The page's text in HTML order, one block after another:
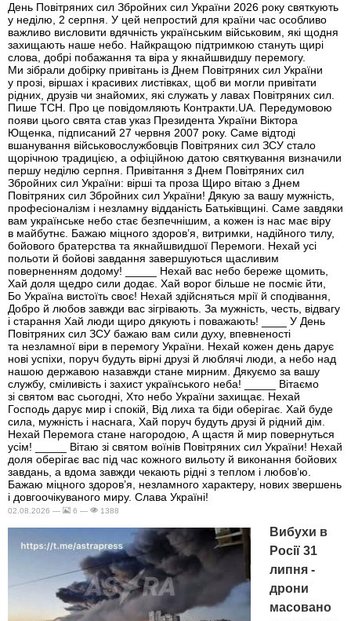
День Повітряних сил Збройних сил України 2026 року святкують
у неділю, 2 серпня. У цей непростий для країни час особливо
важливо висловити вдячність українським військовим, які щодня
захищають наше небо. Найкращою підтримкою стануть щирі
слова, добрі побажання та віра у якнайшвидшу перемогу.
Ми зібрали добірку привітань із Днем Повітряних сил України
у прозі, віршах і красивих листівках, щоб ви могли привітати
рідних, друзів чи знайомих, які служать у лавах Повітряних сил.
Пише ТСН. Про це повідомляють Контракти.UA. Передумовою
появи цього свята став указ Президента України Віктора
Ющенка, підписаний 27 червня 2007 року. Саме відтоді
вшанування військовослужбовців Повітряних сил ЗСУ стало
щорічною традицією, а офіційною датою святкування визначили
першу неділю серпня. Привітання з Днем Повітряних сил
Збройних сил України: вірші та проза Щиро вітаю з Днем
Повітряних сил Збройних сил України! Дякую за вашу мужність,
професіоналізм і незламну відданість Батьківщині. Саме завдяки
вам українське небо стає безпечнішим, а кожен із нас має віру
в майбутнє. Бажаю міцного здоров’я, витримки, надійного тилу,
бойового братерства та якнайшвидшої Перемоги. Нехай усі
польоти й бойові завдання завершуються щасливим
поверненням додому! _____ Нехай вас небо береже щомить,
Хай доля щедро сили додає. Хай ворог більше не посміє йти,
Бо Україна вистоїть своє! Нехай здійсняться мрії й сподівання,
Добро й любов завжди вас зігрівають. За мужність, честь, відвагу
і старання Хай люди щиро дякують і поважають! ____ У День
Повітряних сил ЗСУ бажаю вам сили духу, впевненості
та незламної віри в перемогу України. Нехай кожен день дарує
нові успіхи, поруч будуть вірні друзі й люблячі люди, а небо над
нашою державою назавжди стане мирним. Дякуємо за вашу
службу, сміливість і захист українського неба! _____ Вітаємо
зі святом вас сьогодні, Хто небо України захищає. Нехай
Господь дарує мир і спокій, Від лиха та біди оберігає. Хай буде
сила, мужність і наснага, Хай поруч будуть друзі й рідний дім.
Нехай Перемога стане нагородою, А щастя й мир повернуться
усім! _____ Вітаю зі святом воїнів Повітряних сил України! Нехай
доля оберігає вас під час кожного вильоту й виконання бойових
завдань, а вдома завжди чекають рідні з теплом і любов’ю.
Бажаю міцного здоров’я, незламного характеру, нових звершень
і довгоочікуваного миру. Слава Україні!
02.08.2026 — 6 — 1388
Вибухи в
Росії 31
липня -
дрони
масовано